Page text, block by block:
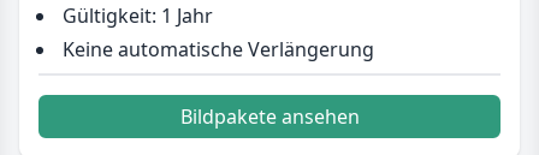
Gültigkeit: 1 Jahr
Keine automatische Verlängerung
Bildpakete ansehen